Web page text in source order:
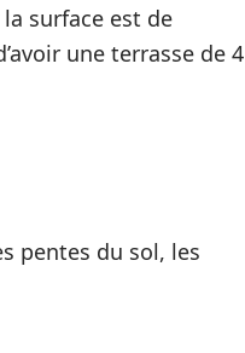
surface est de
une terrasse de 4
pentes du sol, les